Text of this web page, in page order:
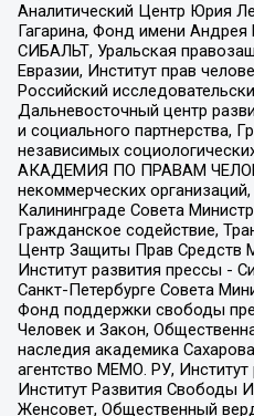
Аналитический Центр Юрия
Гагарина, Фонд имени
СИБАЛЬТ, Уральская
Евразии, Институт прав
Российский
Дальневосточный центр
и социального партнерства,
независимых
АКАДЕМИЯ ПО ПРАВАМ
некоммерческих
Калининграде Совета
Гражданское содействие,
Центр Защиты Прав Средств
Институт развития прессы -
Санкт-Петербурге Совета
Фонд поддержки свободы
Человек и Закон,
наследия академика
агентство МЕМО. РУ, Институт
Институт Развития Свободы
Женсовет, Общественный